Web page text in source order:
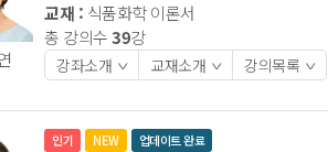
교재 : 식품화학 이론서
총 강의수39강
강좌소개> 교재소개> 강의목록>
인기 NEW 업데이트 완료